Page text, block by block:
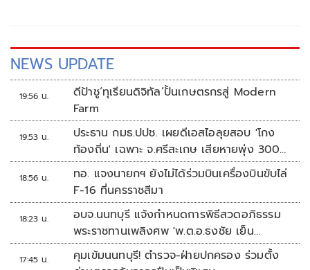
NEWS UPDATE
19:56 น.
ดีป้าชู‘ทุเรียนดิจิทัล’ปั้นเกษตรกรสู่ Modern
Farm
19:53 น.
ประธาน กมธ.ปปช. เผยดีเอสไอลุยสอบ 'โกง
ท้องถิ่น' เฉพาะ จ.ศรีสะเกษ เสียหายพุ่ง 300
ล้านบาท
18:56 น.
ทอ. แจงนายกฯ ยังไม่ได้ร่วมบินเครื่องบินขับไล่
F-16 ที่นครราชสีมา
18:23 น.
อบจ.นนทบุรี แจ้งกำหนดการพิธีสวดอภิธรรม
พระราชทานเพลิงศพ 'พ.ต.อ.ธงชัย เย็น
ประเสริฐ'
17:45 น.
คุมเข้มนนทบุรี! ตำรวจ-ฝ่ายปกครอง ร่วมตั้ง